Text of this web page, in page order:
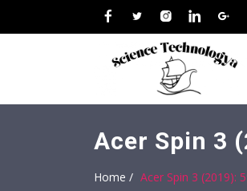
Acer Spin 3
Home / Acer Spin 3 (2019):